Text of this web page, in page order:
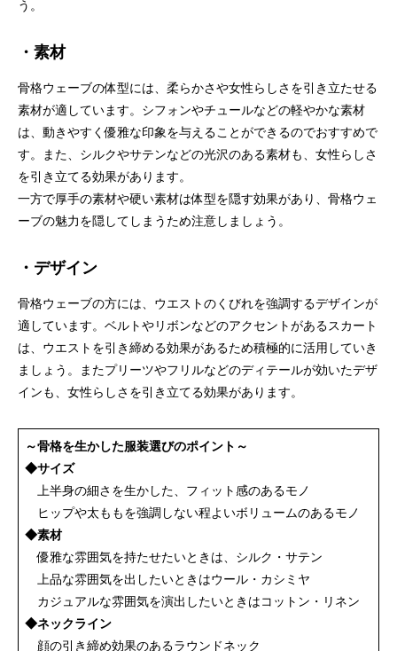
う。
・素材
骨格ウェーブの体型には、柔らかさや女性らしさを引き立たせる
素材が適しています。シフォンやチュールなどの軽やかな素材
は、動きやすく優雅な印象を与えることができるのでおすすめで
す。また、シルクやサテンなどの光沢のある素材も、女性らしさ
を引き立てる効果があります。
一方で厚手の素材や硬い素材は体型を隠す効果があり、骨格ウェ
ーブの魅力を隠してしまうため注意しましょう。
・デザイン
骨格ウェーブの方には、ウエストのくびれを強調するデザインが
適しています。ベルトやリボンなどのアクセントがあるスカート
は、ウエストを引き締める効果があるため積極的に活用していき
ましょう。またプリーツやフリルなどのディテールが効いたデザ
インも、女性らしさを引き立てる効果があります。
～骨格を生かした服装選びのポイント～
◆サイズ
上半身の細さを生かした、フィット感のあるモノ
ヒップや太ももを強調しない程よいボリュームのあるモノ
◆素材
優雅な雰囲気を持たせたいときは、シルク・サテン
上品な雰囲気を出したいときはウール・カシミヤ
カジュアルな雰囲気を演出したいときはコットン・リネン
◆ネックライン
顔の引き締め効果のあるラウンドネック